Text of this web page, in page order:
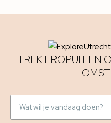
TREK EROPUIT EN